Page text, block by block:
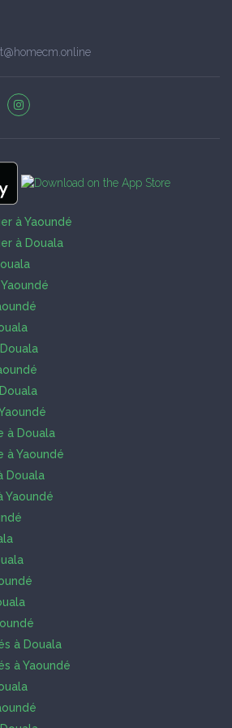
à Yaoundé
à Douala
à Douala
à Yaoundé
Douala
Yaoundé
à Douala
à Yaoundé